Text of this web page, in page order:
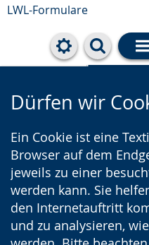
LWL-Formulare
Cookie-
Dürfen wir
Ein Cookie ist eine
Browser auf dem
jeweils zu einer
werden kann. Sie
den Internetauftritt
und zu analysieren,